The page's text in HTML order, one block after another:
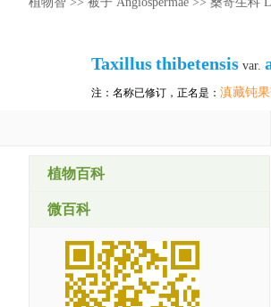
Taxillusthibetensis var.
注：名称已修订，正名是： 滇藏钝果
植物百科
微百科